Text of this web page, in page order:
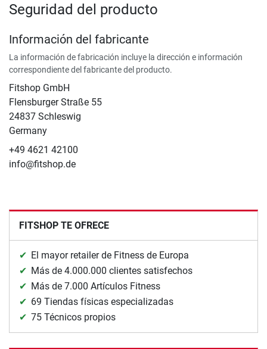
Seguridad del producto
Información del fabricante
La información de fabricación incluye la dirección e información
correspondiente del fabricante del producto.
Fitshop GmbH
Flensburger Straße 55
24837 Schleswig
Germany
+49 4621 42100
info@fitshop.de
FITSHOP TE OFRECE
El mayor retailer de Fitness de Europa
Más de 4.000.000 clientes satisfechos
Más de 7.000 Artículos Fitness
69 Tiendas físicas especializadas
75 Técnicos propios